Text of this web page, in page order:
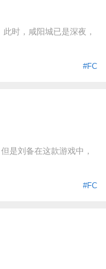
时，咸阳城已是深夜，
#FC
是刘备在这款游戏中，
#FC